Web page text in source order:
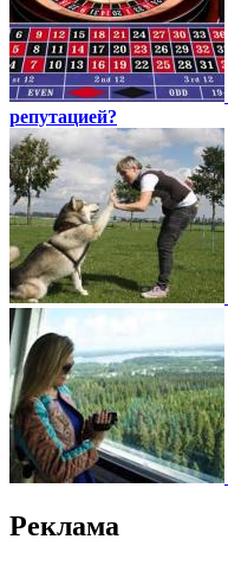
репутацией?
Реклама